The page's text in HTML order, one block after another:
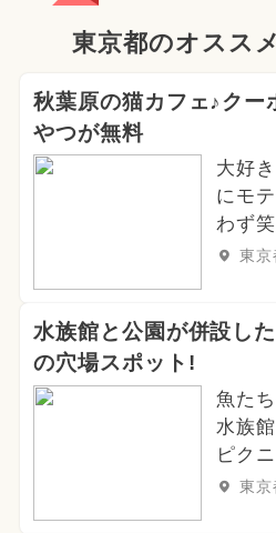
東京都のオスス
秋葉原の猫カフェ♪クー
やつが無料
大好
にモ
わず
東京
水族館と公園が併設し
の穴場スポット!
魚た
水族
ピク
東京